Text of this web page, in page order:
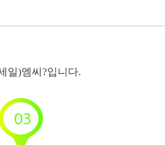
일)엠씨?입니다.